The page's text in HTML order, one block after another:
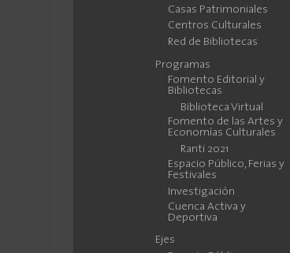
Casas Patrimoniales
Centros Culturales
Red de Bibliotecas
Programas
Fomento Editorial y
Bibliotecas
Biblioteca Virtual
Fomento de las Artes y
Economías Culturales
Ranti 2021
Espacio Público, Ferias y
Festivales
Investigación
Cuenca Activa y
Deportiva
Ejes